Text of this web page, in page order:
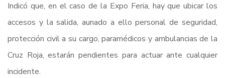
Indicó que, en el caso de la Expo Feria, hay que ubicar los
accesos y la salida, aunado a ello personal de seguridad,
protección civil a su cargo, paramédicos y ambulancias de la
Cruz Roja, estarán pendientes para actuar ante cualquier
incidente.